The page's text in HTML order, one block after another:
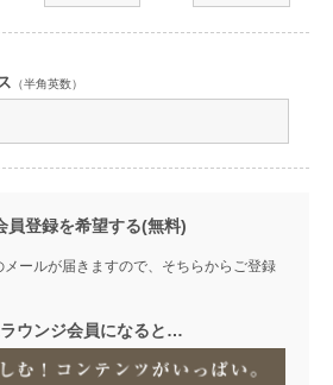
（半角英数）
員登録を希望する(無料)
ールが届きますので、そちらからご登録
ウンジ会員になると…